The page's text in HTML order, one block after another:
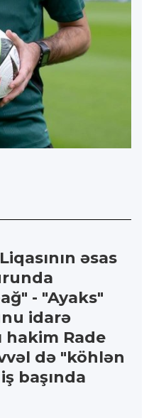
əsas
- "Ayaks"
idarə
hakim Rade
də "köhlən
başında